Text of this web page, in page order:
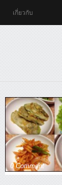
เกี่ยวกับ
0 Comment